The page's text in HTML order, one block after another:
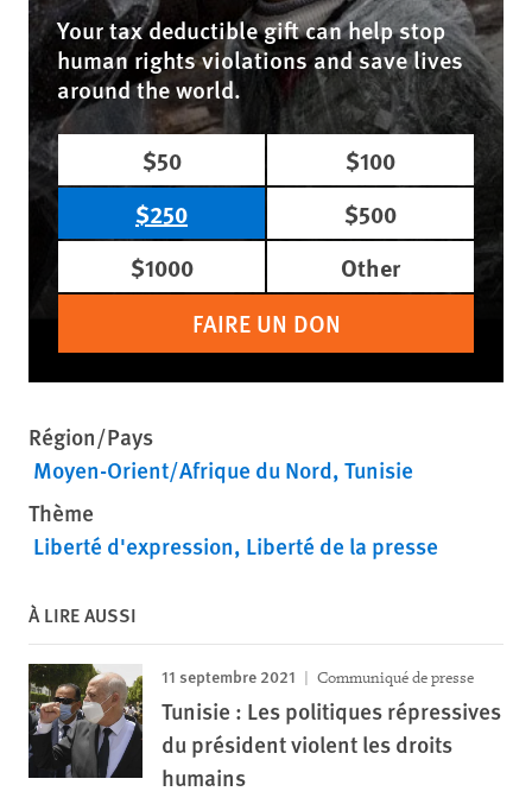
Your tax deductible gift can help stop
human rights violations and save lives
around the world.
$50
$100
$250
$500
$1000
Other
FAIRE UN DON
Région/Pays
Moyen-Orient/Afrique du Nord Tunisie
Thème
Liberté d'expression Liberté de la presse
À LIRE AUSSI
11 septembre 2021 Communiqué de presse
Tunisie : Les politiques répressives
du président violent les droits
humains